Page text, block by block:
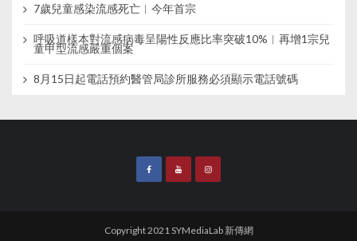
7歲兒童感染流感死亡︱今年首宗
呼吸道樣本對流感病毒呈陽性反應比率突破10%︱再增1宗兒
童甲型流感嚴重個案
8月15日起電話預約醫管局診所服務必須顯示電話號碼
Copyright 2021 SYMediaLab 新傳網